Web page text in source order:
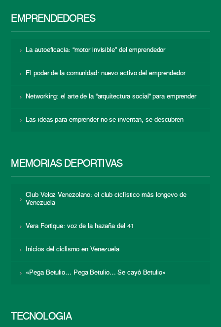
EMPRENDEDORES
La autoeficacia: “motor invisible” del emprendedor
El poder de la comunidad: nuevo activo del emprendedor
Networking: el arte de la “arquitectura social” para emprender
Las ideas para emprender no se inventan, se descubren
MEMORIAS DEPORTIVAS
Club Veloz Venezolano: el club ciclístico más longevo de
Venezuela
Vera Fortique: voz de la hazaña del 41
Inicios del ciclismo en Venezuela
«Pega Betulio… Pega Betulio… Se cayó Betulio»
TECNOLOGÍA